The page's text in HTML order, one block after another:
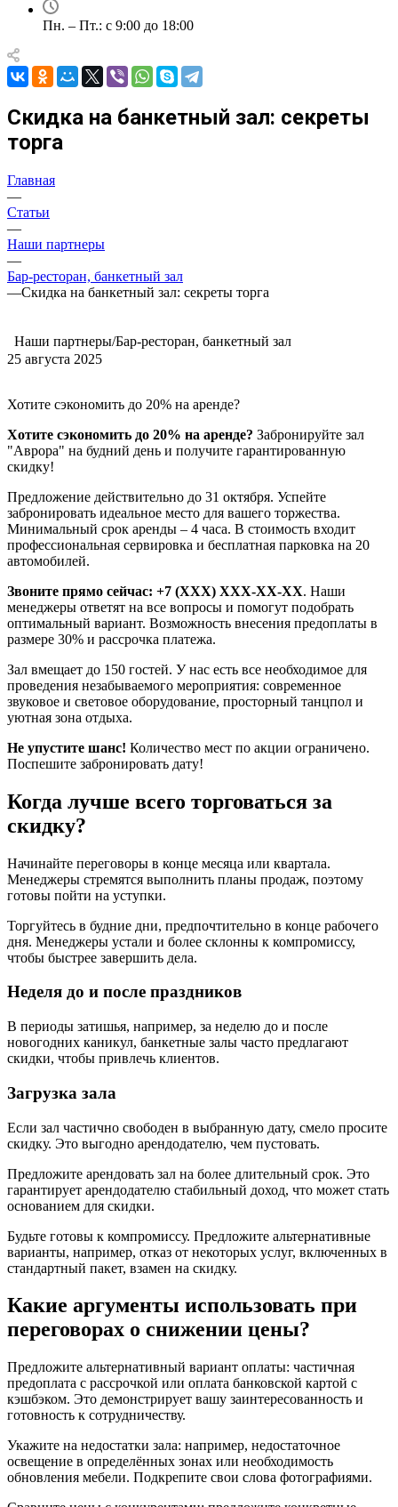
Пн. – Пт.: с 9:00 до 18:00
Скидка на банкетный зал: секреты
торга
Главная
—
Статьи
—
Наши партнеры
—
Бар-ресторан, банкетный зал
—Скидка на банкетный зал: секреты торга
Наши партнеры/Бар-ресторан, банкетный зал
25 августа 2025
Хотите сэкономить до 20% на аренде?
Хотите сэкономить до 20% на аренде? Забронируйте зал
"Аврора" на будний день и получите гарантированную
скидку!
Предложение действительно до 31 октября. Успейте
забронировать идеальное место для вашего торжества.
Минимальный срок аренды – 4 часа. В стоимость входит
профессиональная сервировка и бесплатная парковка на 20
автомобилей.
Звоните прямо сейчас: +7 (XXX) XXX-XX-XX. Наши
менеджеры ответят на все вопросы и помогут подобрать
оптимальный вариант. Возможность внесения предоплаты в
размере 30% и рассрочка платежа.
Зал вмещает до 150 гостей. У нас есть все необходимое для
проведения незабываемого мероприятия: современное
звуковое и световое оборудование, просторный танцпол и
уютная зона отдыха.
Не упустите шанс! Количество мест по акции ограничено.
Поспешите забронировать дату!
Когда лучше всего торговаться за
скидку?
Начинайте переговоры в конце месяца или квартала.
Менеджеры стремятся выполнить планы продаж, поэтому
готовы пойти на уступки.
Торгуйтесь в будние дни, предпочтительно в конце рабочего
дня. Менеджеры устали и более склонны к компромиссу,
чтобы быстрее завершить дела.
Неделя до и после праздников
В периоды затишья, например, за неделю до и после
новогодних каникул, банкетные залы часто предлагают
скидки, чтобы привлечь клиентов.
Загрузка зала
Если зал частично свободен в выбранную дату, смело просите
скидку. Это выгодно арендодателю, чем пустовать.
Предложите арендовать зал на более длительный срок. Это
гарантирует арендодателю стабильный доход, что может стать
основанием для скидки.
Будьте готовы к компромиссу. Предложите альтернативные
варианты, например, отказ от некоторых услуг, включенных в
стандартный пакет, взамен на скидку.
Какие аргументы использовать при
переговорах о снижении цены?
Предложите альтернативный вариант оплаты: частичная
предоплата с рассрочкой или оплата банковской картой с
кэшбэком. Это демонстрирует вашу заинтересованность и
готовность к сотрудничеству.
Укажите на недостатки зала: например, недостаточное
освещение в определённых зонах или необходимость
обновления мебели. Подкрепите свои слова фотографиями.